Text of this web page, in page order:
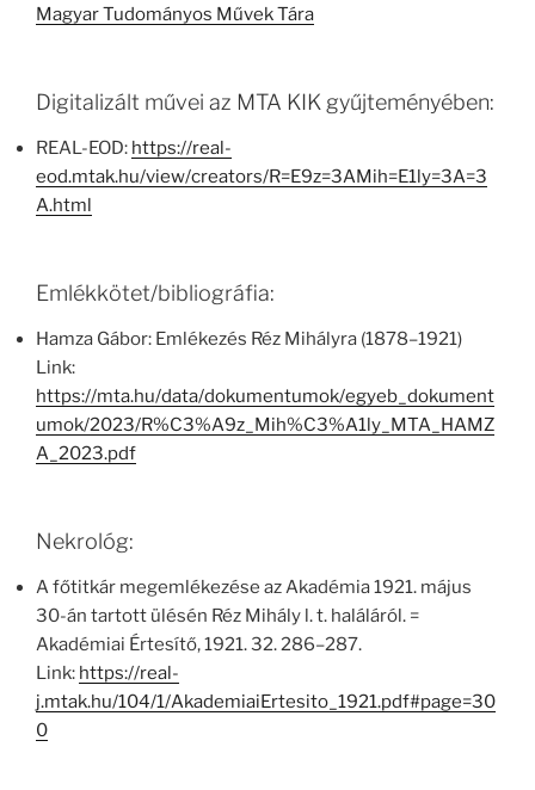
Magyar Tudományos Művek Tára
Digitalizált művei az MTA KIK gyűjteményében:
REAL-EOD: https://real-
eod.mtak.hu/view/creators/R=E9z=3AMih=E1ly=3A=3
A.html
Emlékkötet/bibliográfia:
Hamza Gábor: Emlékezés Réz Mihályra (1878–1921)
Link:
https://mta.hu/data/dokumentumok/egyeb_dokument
umok/2023/R%C3%A9z_Mih%C3%A1ly_MTA_HAMZ
A_2023.pdf
Nekrológ:
A főtitkár megemlékezése az Akadémia 1921. május
30-án tartott ülésén Réz Mihály l. t. haláláról. =
Akadémiai Értesítő, 1921. 32. 286–287.
Link: https://real-
j.mtak.hu/104/1/AkademiaiErtesito_1921.pdf#page=30
0